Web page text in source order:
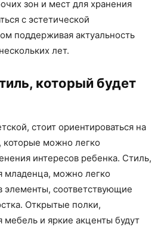
зон и мест для хранения
с эстетической
поддерживая актуальность
лет.
который будет
стоит ориентироваться на
которые можно легко
интересов ребенка. Стиль,
младенца, можно легко
элементы, соответствующие
Открытые полки,
мебель и яркие акценты будут